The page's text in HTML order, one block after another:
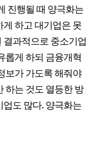
진행될 때 양극화는
하고 대기업은 못
과적으로 중소기업
롭게 하되 금융개혁
보가 가도록 해줘야
하는 것도 열등한 방
도 많다. 양극화는